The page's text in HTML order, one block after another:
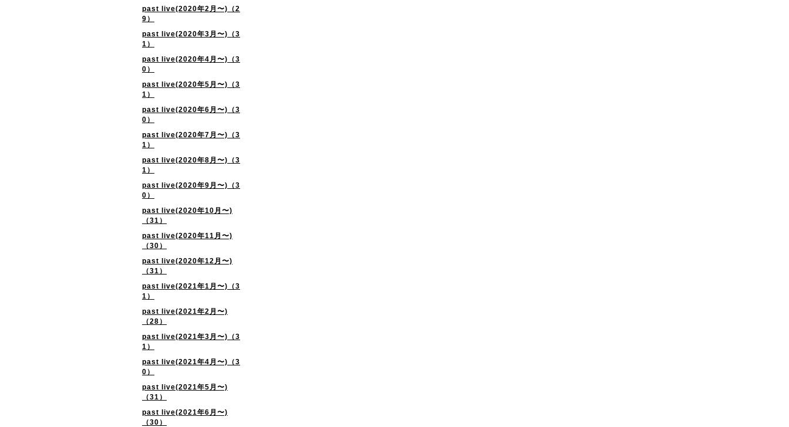
past live(2020年2月〜)（2
9）
past live(2020年3月〜)（3
1）
past live(2020年4月〜)（3
0）
past live(2020年5月〜)（3
1）
past live(2020年6月〜)（3
0）
past live(2020年7月〜)（3
1）
past live(2020年8月〜)（3
1）
past live(2020年9月〜)（3
0）
past live(2020年10月〜)
（31）
past live(2020年11月〜)
（30）
past live(2020年12月〜)
（31）
past live(2021年1月〜)（3
1）
past live(2021年2月〜)
（28）
past live(2021年3月〜)（3
1）
past live(2021年4月〜)（3
0）
past live(2021年5月〜)
（31）
past live(2021年6月〜)
（30）